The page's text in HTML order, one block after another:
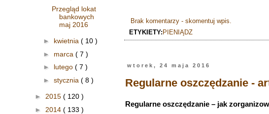
Brak komentarzy - skomentuj wpis.
ETYKIETY: PIENIĄDZ
wtorek, 24 maja 2016
Regularne oszczędzanie -
Regularne oszczędzanie – jak
Przegląd lokat
bankowych
maj 2016
► kwietnia ( 10 )
► marca ( 7 )
► lutego( 7 )
► stycznia ( 8 )
► 2015 ( 120 )
► 2014 ( 133 )